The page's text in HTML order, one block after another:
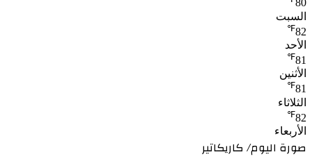
80
السبت
82
℉
الأحد
81
℉
الأثنين
81
℉
الثلاثاء
82
℉
الأربعاء
صورة اليوم/ كاريكاتير